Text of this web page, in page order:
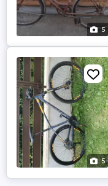
5
5